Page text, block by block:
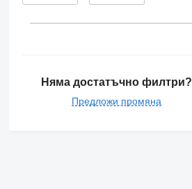
Няма достатъчно филтри?
Предложи промяна